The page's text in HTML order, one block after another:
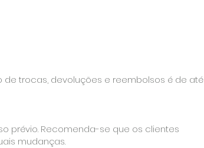
trocas, devoluções e reembolsos é de até
prévio. Recomenda-se que os clientes
mudanças.